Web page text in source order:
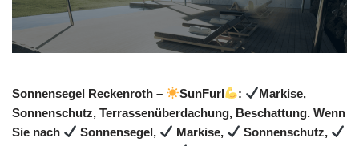
Sonnensegel Reckenroth – SunFurl :
Markise,
Sonnenschutz, Terrassenüberdachung, Beschattung. Wenn
Sie nach
Sonnensegel, Markise,
Sonnenschutz,